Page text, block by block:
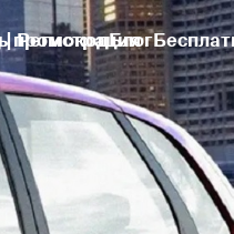
промокодБлог
| Регистрация